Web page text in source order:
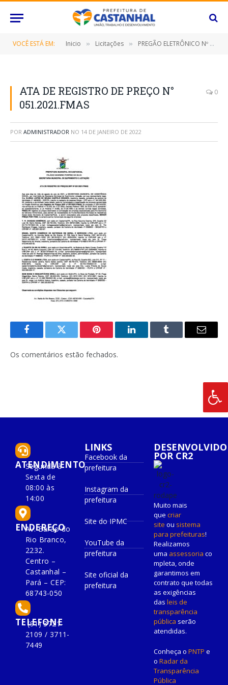
VOCÊ ESTÁ EM: Inicio » Licitações » PREGÃO ELETRÔNICO Nº 047/2021 (CONTRATAÇÃO DE EMPRESA ESPECIALIZADA PARA FORNECIMENTO DE GÊNEROS ALIMENTÍCIOS)
ATA DE REGISTRO DE PREÇO N°
051.2021.FMAS
0
POR ADMINISTRADOR NO 14 DE JANEIRO DE 2022
FacebookTwitter Pinterest O
Tumblr
E-
Os comentários estão fechados.
ATENDIMENTO
Segunda à
Sexta de
08:00 às
14:00
ENDEREÇO
Av. Barão do
Rio Branco,
2232.
Centro –
Castanhal –
Pará – CEP:
68743-050
TELEFONE
(91) 3721-
2109 / 3711-
7449
LINKS
Facebook da
prefeitura
Instagram da
prefeitura
Site do IPMC
YouTube da
prefeitura
Site oficial da
prefeitura
DESENVOLVIDO
POR CR2
Muito mais
que criar
site ou sistema
para prefeituras!
Realizamos
uma assessoria co
mpleta, onde
garantimos em
contrato que todas
as exigências
das leis de
transparência
pública serão
atendidas.
Conheça o PNTP e
o Radar da
Transparência
Pública